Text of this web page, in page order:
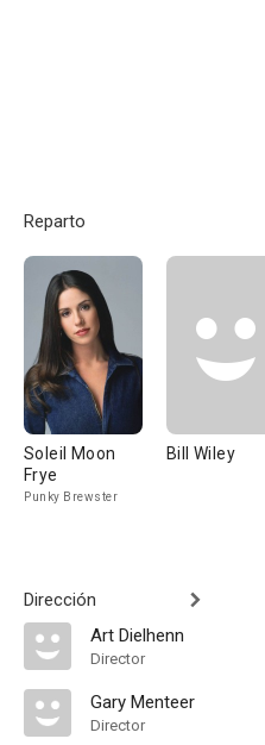
Reparto
Soleil Moon
Frye
Punky Brewster
Bill Wiley
Dirección
Art Dielhenn
Director
Gary Menteer
Director